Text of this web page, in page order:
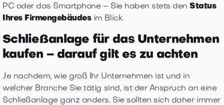
PC oder das Smartphone – Sie haben stets denStatus
Ihres Firmengebäudesim Blick.
Schließanlage für das Unternehmen
kaufen – darauf gilt es zu achten
Je nachdem, wie groß Ihr Unternehmen ist und in
welcher Branche Sie tätig sind, ist der Anspruch an eine
Schließanlage ganz anders. Sie sollten sich daher immer